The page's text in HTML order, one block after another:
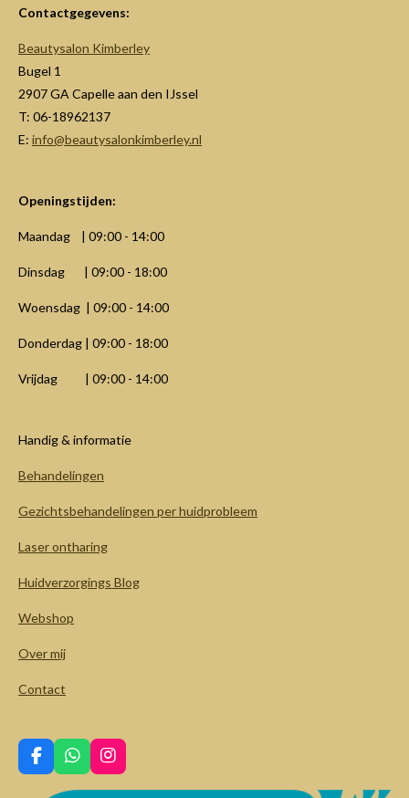
n
e
n
Contactgegevens:
Beautysalon Kimberley
Bugel 1
2907 GA Capelle aan den IJssel
T: 06-18962137
E: info@beautysalonkimberley.nl
Openingstijden:
Maandag | 09:00 - 14:00
Dinsdag | 09:00 - 18:00
Woensdag | 09:00 - 14:00
Donderdag | 09:00 - 18:00
Vrijdag | 09:00 - 14:00
Handig & informatie
Behandelingen
Gezichtsbehandelingen per huidprobleem
Laser ontharing
Huidverzorgings Blog
Webshop
Over mij
Contact
F
a
W
h
I
n